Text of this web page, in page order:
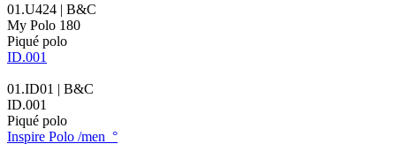
01.U424 | B&C
My Polo 180
Piqué polo
ID.001
01.ID01 | B&C
ID.001
Piqué polo
Inspire Polo /men_°